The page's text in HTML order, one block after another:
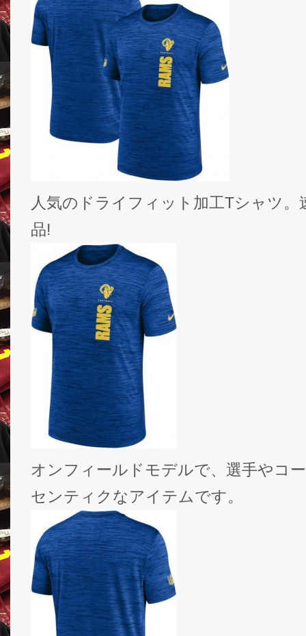
人気のドライフィット加工Tシャツ
品!
オンフィールドモデルで、選手やコ
センティクなアイテムです。